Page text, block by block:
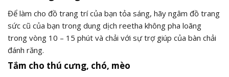
Để làm cho đồ trang trí của bạn tỏa sáng, hãy ngâm đồ trang
sức cũ của bạn trong dung dịch reetha không pha loãng
trong vòng 10 – 15 phút và chải với sự trợ giúp của bàn chải
đánh răng.
Tắm cho thú cưng, chó, mèo